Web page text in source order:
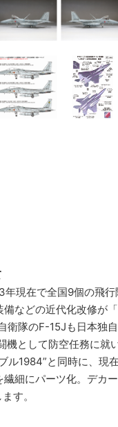
現在で全国9個の飛
備などの近代化改修
衛隊のF-15Jも日本独
として防空任務に就い
ル1984”と同時に、
細にパーツ化。デカ
す。